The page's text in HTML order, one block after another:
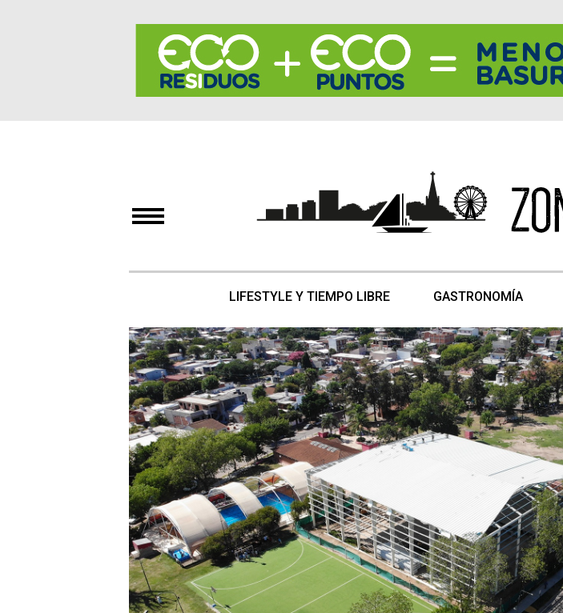
LIFESTYLE Y TIEMPO LIBRE GASTRONOMÍA